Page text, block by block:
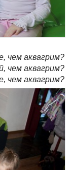
чем аквагрим?
чем аквагрим?
чем аквагрим?